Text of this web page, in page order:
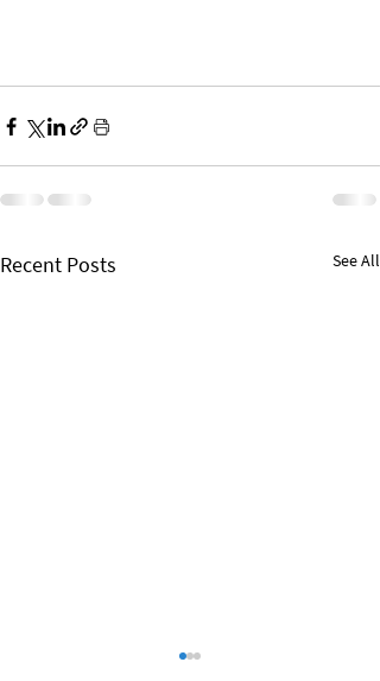
Recent Posts See All